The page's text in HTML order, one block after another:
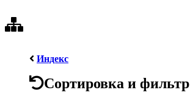
Индекс
Сортировка и фильтр